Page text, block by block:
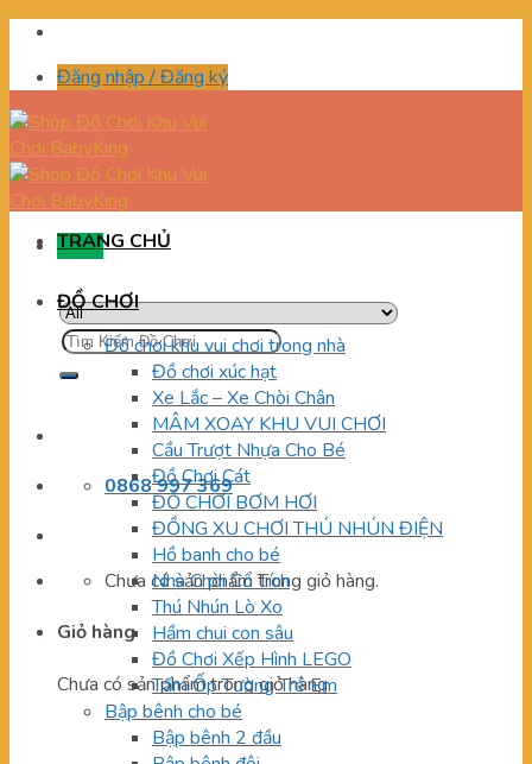
Skip
contentĐăng nhập / Đăng ký
Menu
Tìm
kiếm:
0868 997 369
Chưa có sản phẩm trong giỏ hàng.
Giỏ hàng
Chưa có sản phẩm trong giỏ hàng.
TRANG CHỦ
ĐỒ CHƠI
Đồ chơi khu vui chơi trong nhà
Đồ chơi xúc hạt
Xe Lắc – Xe Chòi Chân
MÂM XOAY KHU VUI CHƠI
Cầu Trượt Nhựa Cho Bé
Đồ Chơi Cát
ĐỒ CHƠI BƠM HƠI
ĐỒNG XU CHƠI THÚ NHÚN ĐIỆN
Hồ banh cho bé
Nhà Chòi Cổ Tích
Thú Nhún Lò Xo
Hầm chui con sâu
Đồ Chơi Xếp Hình LEGO
Tấm Ốp Tường Trẻ Em
Bập bênh cho bé
Bập bênh 2 đầu